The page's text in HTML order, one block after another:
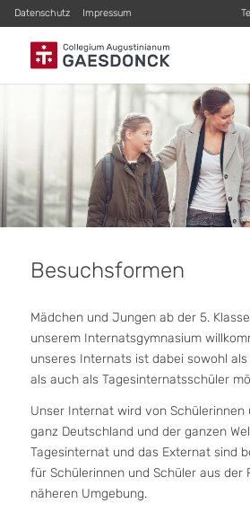
Datenschutz Impressum
Besuchsformen
Mädchen und Jungen ab der 5.
unserem Internatsgymnasium
unseres Internats ist dabei sowohl
als auch als Tagesinternatsschüler
Unser Internat wird von Schülerinnen
ganz Deutschland und der ganzen
Tagesinternat und das Externat sind
für Schülerinnen und Schüler aus der
näheren Umgebung.